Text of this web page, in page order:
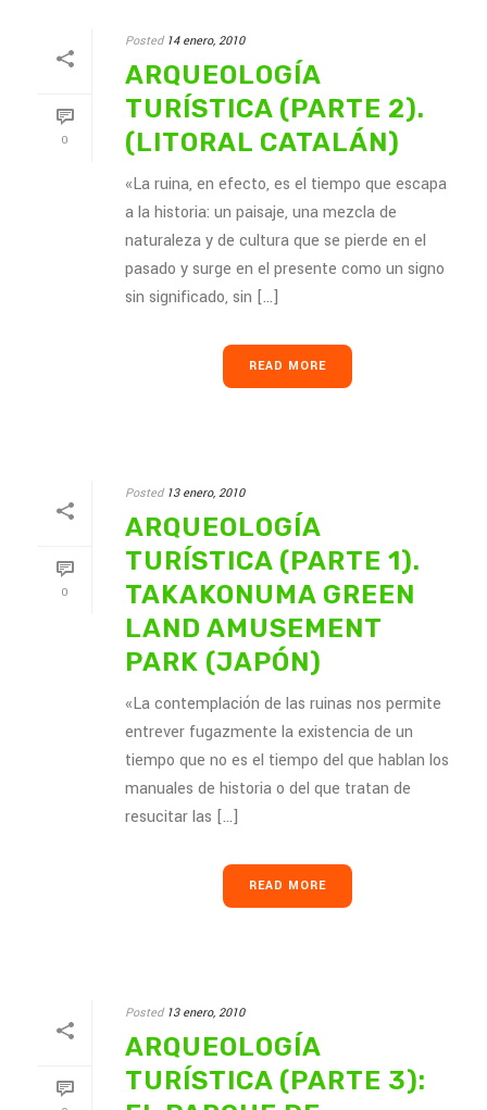
0
Posted 14 enero, 2010
ARQUEOLOGÍA
TURÍSTICA (PARTE 2).
(LITORAL CATALÁN)
«La ruina, en efecto, es el tiempo que escapa
a la historia: un paisaje, una mezcla de
naturaleza y de cultura que se pierde en el
pasado y surge en el presente como un signo
sin significado, sin [...]
READ MORE
0
Posted 13 enero, 2010
ARQUEOLOGÍA
TURÍSTICA (PARTE 1).
TAKAKONUMA GREEN
LAND AMUSEMENT
PARK (JAPÓN)
«La contemplación de las ruinas nos permite
entrever fugazmente la existencia de un
tiempo que no es el tiempo del que hablan los
manuales de historia o del que tratan de
resucitar las [...]
READ MORE
Posted 13 enero, 2010
ARQUEOLOGÍA
TURÍSTICA (PARTE 3):